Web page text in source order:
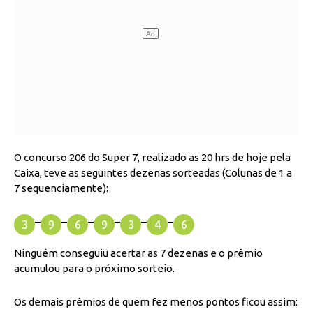
O concurso 206 do Super 7, realizado as 20 hrs de hoje pela
Caixa, teve as seguintes dezenas sorteadas (Colunas de 1 a
7 sequenciamente):
3 – 9 – 6 – 9 – 3 – 4 – 6
Ninguém conseguiu acertar as 7 dezenas e o prêmio
acumulou para o próximo sorteio.
Os demais prêmios de quem fez menos pontos ficou assim: